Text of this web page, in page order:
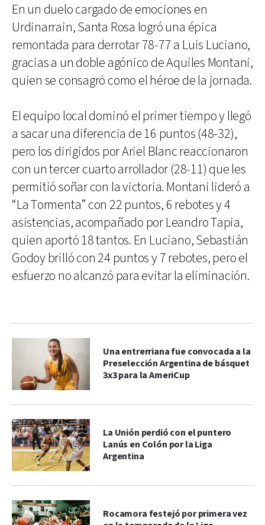
En un duelo cargado de emociones en
Urdinarrain, Santa Rosa logró una épica
remontada para derrotar 78-77 a Luis Luciano,
gracias a un doble agónico de Aquiles Montani,
quien se consagró como el héroe de la jornada.
El equipo local dominó el primer tiempo y llegó
a sacar una diferencia de 16 puntos (48-32),
pero los dirigidos por Ariel Blanc reaccionaron
con un tercer cuarto arrollador (28-11) que les
permitió soñar con la victoria. Montani lideró a
“La Tormenta” con 22 puntos, 6 rebotes y 4
asistencias, acompañado por Leandro Tapia,
quien aportó 18 tantos. En Luciano, Sebastián
Godoy brilló con 24 puntos y 7 rebotes, pero el
esfuerzo no alcanzó para evitar la eliminación.
Una entrerriana fue convocada a la
Preselección Argentina de básquet
3x3 para la AmeriCup
La Unión perdió con el puntero
Lanús en Colón por la Liga
Argentina
Rocamora festejó por primera vez